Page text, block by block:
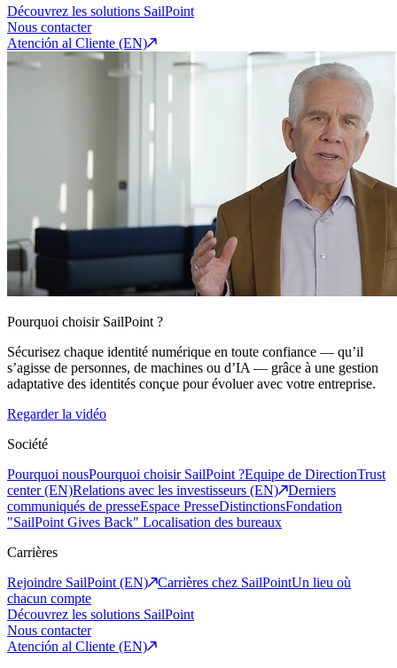
Découvrez les solutions SailPoint
Nous contacter
Atención al Cliente (EN)
Pourquoi choisir SailPoint ?
Sécurisez chaque identité numérique en toute confiance — qu’il
s’agisse de personnes, de machines ou d’IA — grâce à une gestion
adaptative des identités conçue pour évoluer avec votre entreprise.
Regarder la vidéo
Société
Pourquoi nousPourquoi choisir SailPoint ?Equipe de DirectionTrust
center (EN)Relations avec les investisseurs (EN)
Derniers
communiqués de presseEspace PresseDistinctionsFondation
"SailPoint Gives Back" Localisation des bureaux
Carrières
Rejoindre SailPoint (EN)
Carrières chez SailPointUn lieu où
chacun compte
Découvrez les solutions SailPoint
Nous contacter
Atención al Cliente (EN)